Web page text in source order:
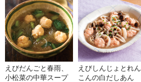
えびだんごと春雨、
小松菜の中華スープ
えびしんじょとれん
こんの白だしあん